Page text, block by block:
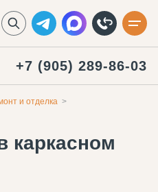
+7 (905) 289-86-03
и отделка
каркасном